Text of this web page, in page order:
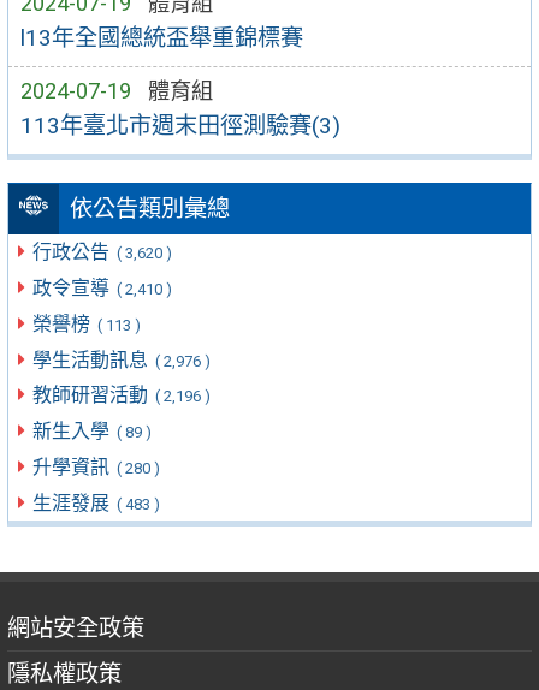
l13年全國總統盃舉重錦標賽
2024-07-19 體育組
113年臺北市週末田徑測驗賽(3)
依公告類別彙總
行政公告 ( 3,620 )
政令宣導 ( 2,410 )
榮譽榜 ( 113 )
學生活動訊息 ( 2,976 )
教師研習活動 ( 2,196 )
新生入學 ( 89 )
升學資訊 ( 280 )
生涯發展 ( 483 )
網站安全政策
隱私權政策